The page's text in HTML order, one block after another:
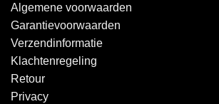
Algemene voorwaarden
Garantievoorwaarden
Verzendinformatie
Klachtenregeling
Retour
Privacy